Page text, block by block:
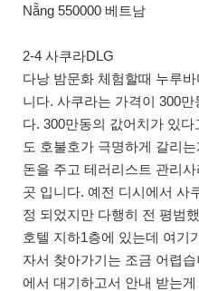
Nẵng 550000 베트남
2-4 사쿠라DLG
다낭 밤문화 체험할때 누루
니다. 사쿠라는 가격이 300
다. 300만동의 값어치가 있
도 호불호가 극명하게 갈리
돈을 주고 테러리스트 관리
곳 입니다. 예전 디시에서 사
정 되었지만 다행히 전 평범
호텔 지하1층에 있는데 여기
자서 찾아가기는 조금 어렵
에서 대기하고서 안내 받는